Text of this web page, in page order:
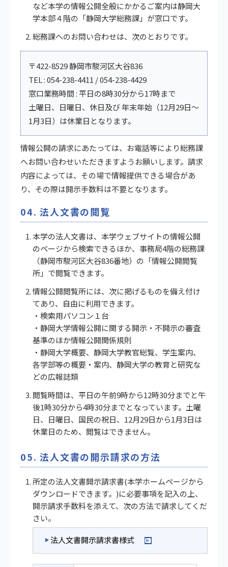
など本学の情報公開全般にかかるご案内は静岡大
学本部４階の「静岡大学総務課」が窓口です。
総務課へのお問い合わせは、次のとおりです。
〒422-8529 静岡市駿河区大谷836
TEL : 054-238-4411 / 054-238-4429
窓口業務時間 : 平日の8時30分から17時まで
土曜日、日曜日、休日及び 年末年始（12月29日～
1月3日）は休業日となります。
情報公開の請求にあたっては、お電話等により総務課
へお問い合わせいただきますようお願いします。請求
内容によっては、その場で情報提供できる場合があ
り、その際は開示手数料は不要となります。
04. 法人文書の閲覧
本学の法人文書は、本学ウェブサイトの情報公開
のページから検索できるほか、事務局4階の総務課
（静岡市駿河区大谷836番地）の「情報公開閲覧
所」で閲覧できます。
情報公開閲覧所には、次に掲げるものを備え付け
てあり、自由に利用できます。
・検索用パソコン１台
・静岡大学情報公開に関する開示・不開示の審査
基準のほか情報公開関係規則
・静岡大学概要、静岡大学教官総覧、学生案内、
各学部等の概要・案内、静岡大学の教育と研究な
どの広報誌類
閲覧時間は、平日の午前9時から12時30分までと午
後1時30分から4時30分までとなっています。土曜
日、日曜日、国民の祝日、12月29日から1月3日は
休業日のため、閲覧はできません。
05. 法人文書の開示請求の方法
所定の法人文書開示請求書(本学ホームページから
ダウンロードできます。)に必要事項を記入の上、
開示請求手数料を添えて、次の方法で請求してくだ
さい。
法人文書開示請求書様式